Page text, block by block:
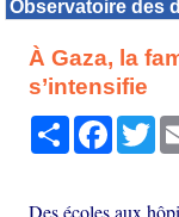
Observatoire des
À Gaza, la
s’intensifie
Partager
Des écoles aux